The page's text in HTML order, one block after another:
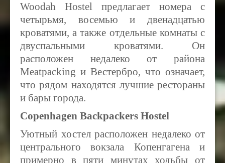
Woodah Hostel предлагает номера с
четырьмя, восемью и двенадцатью
кроватями, а также отдельные комнаты с
двуспальными кроватями. Он
расположен недалеко от района
Meatpacking и Вестербро, что означает,
что рядом находятся лучшие рестораны
и бары города.
Copenhagen Backpackers Hostel
Уютный хостел расположен недалеко от
центрального вокзала Копенгагена и
примерно в пяти минутах ходьбы от